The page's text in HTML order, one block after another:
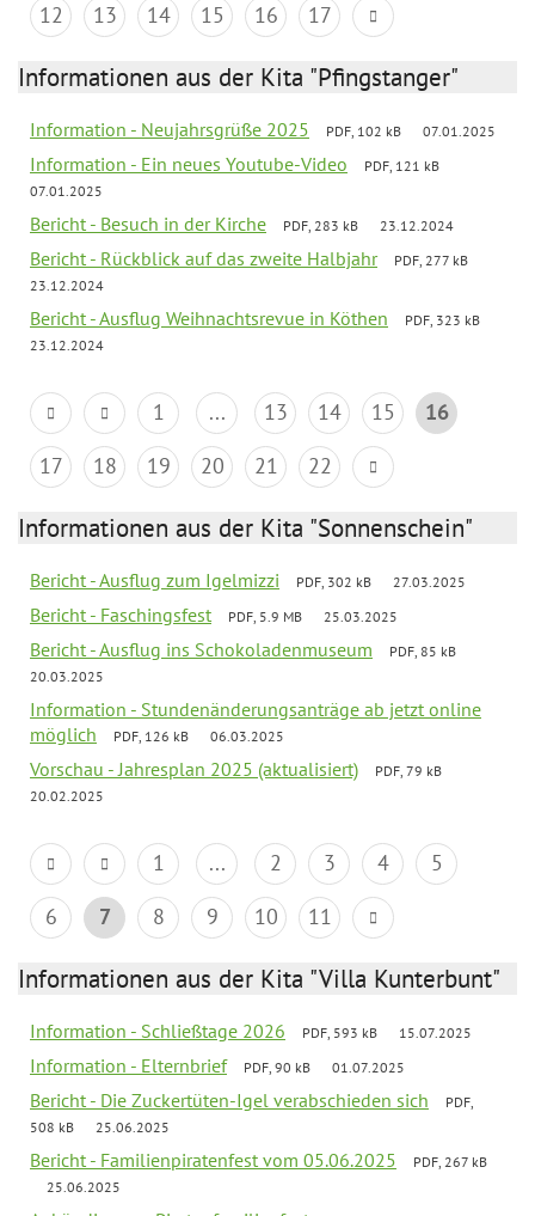
12
13 14 15 16 17
Informationen aus der Kita "Pfingstanger"
Information - Neujahrsgrüße 2025 PDF, 102 kB 07.01.2025
Information - Ein neues Youtube-Video
PDF, 121 kB
07.01.2025
Bericht - Besuch in der Kirche PDF, 283 kB 23.12.2024
Bericht - Rückblick auf das zweite Halbjahr
PDF, 277 kB
23.12.2024
Bericht - Ausflug Weihnachtsrevue in Köthen
PDF, 323 kB
23.12.2024
1 ... 13 14 15
16
17
18 19 20 21 22
Informationen aus der Kita "Sonnenschein"
Bericht - Ausflug zum Igelmizzi PDF, 302 kB 27.03.2025
Bericht - Faschingsfest PDF, 5.9 MB 25.03.2025
Bericht - Ausflug ins Schokoladenmuseum
PDF, 85 kB
20.03.2025
Information - Stundenänderungsanträge ab jetzt online
möglich
PDF, 126 kB 06.03.2025
Vorschau - Jahresplan 2025 (aktualisiert)
PDF, 79 kB
20.02.2025
1 ... 2 3 4
5
6
7 8 9 10 11
Informationen aus der Kita "Villa Kunterbunt"
Information - Schließtage 2026 PDF, 593 kB 15.07.2025
Information - Elternbrief PDF, 90 kB 01.07.2025
Bericht - Die Zuckertüten-Igel verabschieden sich
PDF,
508 kB
25.06.2025
Bericht - Familienpiratenfest vom 05.06.2025
PDF, 267 kB
25.06.2025